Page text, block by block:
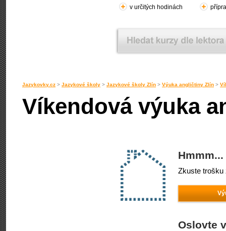
v určitých hodinách
Jazykovky.cz > Jazykové školy > Jazykové školy Zlín > Výuka angličtiny Zlín >
Víkendová výuka
Zkuste trošku
Oslovte